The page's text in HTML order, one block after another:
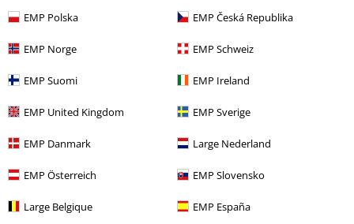
EMP Polska EMP Česká Republika
EMP Norge EMP Schweiz
EMP Suomi EMP Ireland
EMP United Kingdom EMP Sverige
EMP Danmark Large Nederland
EMP Österreich EMP Slovensko
Large Belgique EMP España
Střih
Pomohlo Vám toto hodnocení?
Komentář